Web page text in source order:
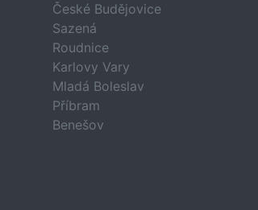
České Budějovice
Sazená
Roudnice
Karlovy Vary
Mladá Boleslav
Příbram
Benešov